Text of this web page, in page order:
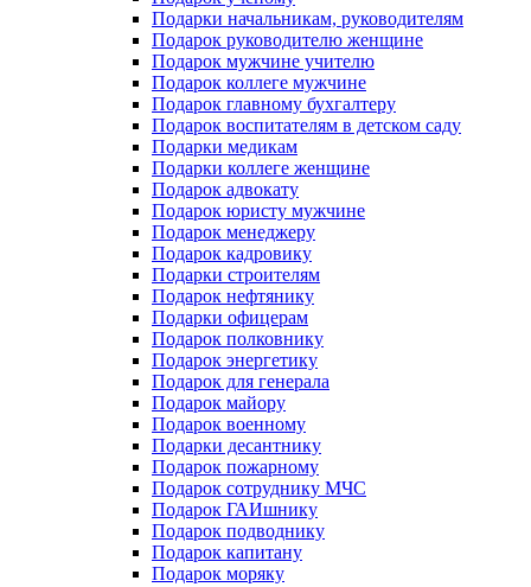
Подарки начальникам, руководителям
Подарок руководителю женщине
Подарок мужчине учителю
Подарок коллеге мужчине
Подарок главному бухгалтеру
Подарок воспитателям в детском саду
Подарки медикам
Подарки коллеге женщине
Подарок адвокату
Подарок юристу мужчине
Подарок менеджеру
Подарок кадровику
Подарки строителям
Подарок нефтянику
Подарки офицерам
Подарок полковнику
Подарок энергетику
Подарок для генерала
Подарок майору
Подарок военному
Подарки десантнику
Подарок пожарному
Подарок сотруднику МЧС
Подарок ГАИшнику
Подарок подводнику
Подарок капитану
Подарок моряку